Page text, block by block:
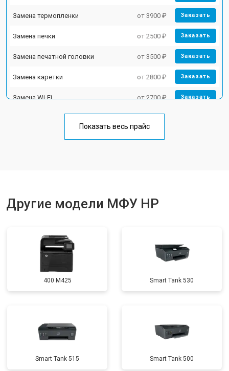
Замена термопленки от 3900 ₽ Заказать
Замена печки от 2500 ₽ Заказать
Замена печатной головки от 3500 ₽ Заказать
Замена каретки от 2800 ₽ Заказать
Замена Wi-Fi от 2700 ₽ Заказать
от 3500 ₽
Показать весь прайс
Другие модели МФУ HP
400 M425 Smart Tank 530
Smart Tank 515 Smart Tank 500